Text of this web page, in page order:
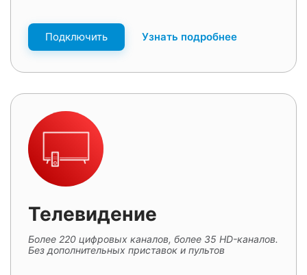
Подключить Узнать подробнее
Телевидение
Более 220 цифровых каналов, более 35 HD-каналов.
Без дополнительных приставок и пультов